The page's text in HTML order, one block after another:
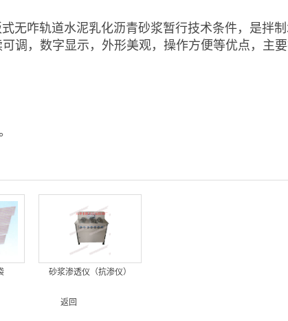
无咋轨道水泥乳化沥青砂浆暂行技术条件，是拌
调，数字显示，外形美观，操作方便等优点，主
砂浆渗透仪（抗渗仪）
返回